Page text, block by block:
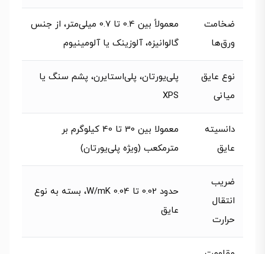
ضخامت
ورق‌ها
معمولاً بین 0.4 تا 0.7 میلی‌متر، از جنس
گالوانیزه، آلوزینک یا آلومینیوم
نوع عایق
میانی
پلی‌یورتان، پلی‌استایرن، پشم سنگ یا
XPS
دانسیته
عایق
معمولا بین 30 تا 40 کیلوگرم بر
مترمکعب (ویژه پلی‌یورتان)
ضریب
انتقال
حرارت
حدود 0.02 تا 0.04 W/mK، بسته به نوع
عایق